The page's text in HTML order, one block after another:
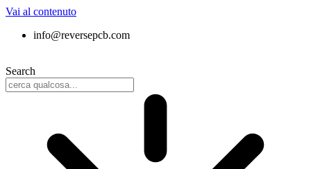
Vai al contenuto
info@reversepcb.com
Search